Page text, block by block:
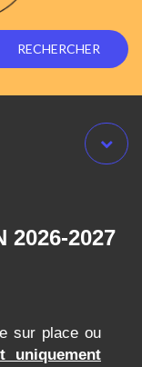
2026-2027
sur place ou
uniquement